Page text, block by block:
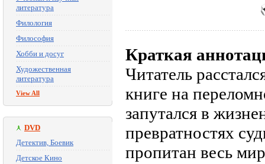
литература
Филология
Философия
Хобби и досуг
Художественная
литература
View All
DVD
Детектив, Боевик
Детское Кино
Краткая
Читатель
книге на
запутался в
превратностях
пропитан весь